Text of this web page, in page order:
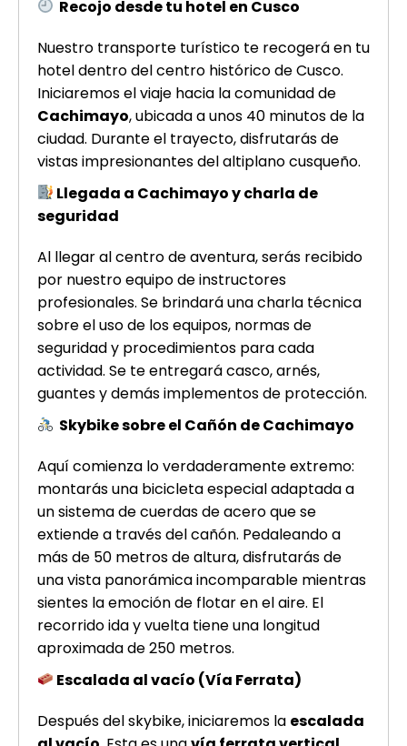
Recojo desde tu hotel en Cusco
Nuestro transporte turístico te recogerá en tu
hotel dentro del centro histórico de Cusco.
Iniciaremos el viaje hacia la comunidad de
Cachimayo, ubicada a unos 40 minutos de la
ciudad. Durante el trayecto, disfrutarás de
vistas impresionantes del altiplano cusqueño.
Llegada a Cachimayo y charla de
seguridad
Al llegar al centro de aventura, serás recibido
por nuestro equipo de instructores
profesionales. Se brindará una charla técnica
sobre el uso de los equipos, normas de
seguridad y procedimientos para cada
actividad. Se te entregará casco, arnés,
guantes y demás implementos de protección.
Skybike sobre el Cañón de Cachimayo
Aquí comienza lo verdaderamente extremo:
montarás una bicicleta especial adaptada a
un sistema de cuerdas de acero que se
extiende a través del cañón. Pedaleando a
más de 50 metros de altura, disfrutarás de
una vista panorámica incomparable mientras
sientes la emoción de flotar en el aire. El
recorrido ida y vuelta tiene una longitud
aproximada de 250 metros.
Escalada al vacío (Vía Ferrata)
Después del skybike, iniciaremos la escalada